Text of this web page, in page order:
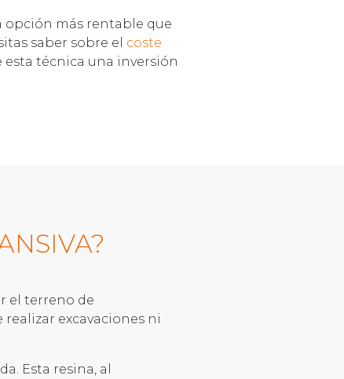
opción más rentable que
saber sobre el coste
esta técnica una inversión
el terreno de
excavaciones ni
Esta resina, al